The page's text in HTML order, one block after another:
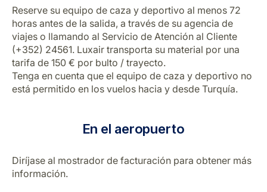
Reserve su equipo de caza y deportivo al menos 72
horas antes de la salida, a través de su agencia de
viajes o llamando al Servicio de Atención al Cliente
(+352) 24561. Luxair transporta su material por una
tarifa de 150 € por bulto / trayecto.
Tenga en cuenta que el equipo de caza y deportivo no
está permitido en los vuelos hacia y desde Turquía.
En el aeropuerto
Diríjase al mostrador de facturación para obtener más
información.